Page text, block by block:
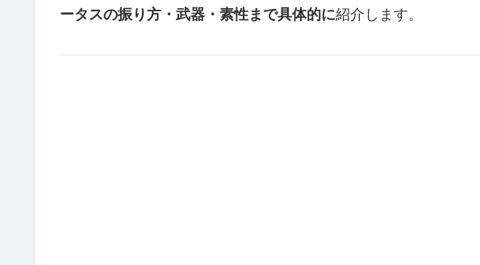
ータスの振り方・武器・素性まで具体的に紹介します。